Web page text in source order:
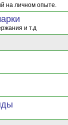
на личном опыте.
и т.д